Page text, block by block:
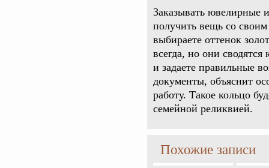
Заказывать ювелирные
получить вещь со
выбираете оттенок
всегда, но они
и задаете правильные
документы, объяснит
работу. Такое кольцо
семейной реликвией.
Похожие записи